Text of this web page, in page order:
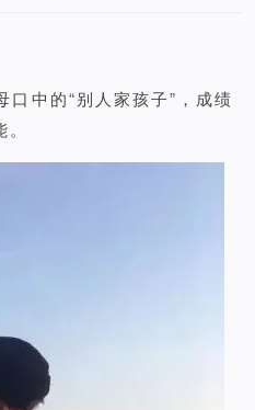
中的“别人家孩子”，成绩